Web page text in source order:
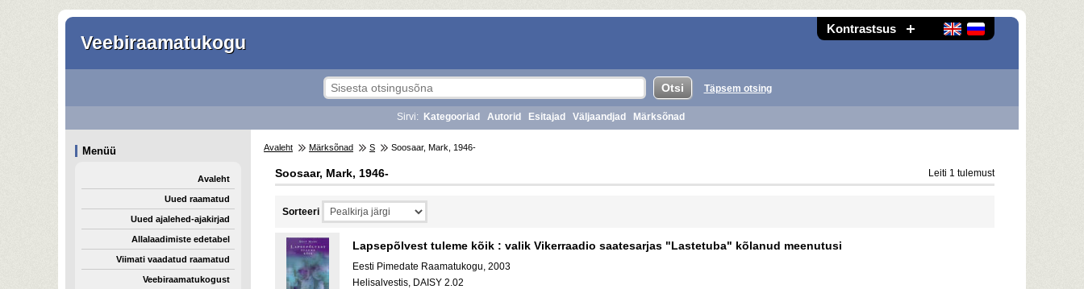
Kontrastsus
Veebiraamatukogu
Täpsem otsing
Sirvi: Kategooriad Autorid Esitajad Väljaandjad Märksõnad
Menüü
Avaleht
Uued raamatud
Uued ajalehed-ajakirjad
Allalaadimiste edetabel
Viimati vaadatud raamatud
Veebiraamatukogust
Avaleht Märksõnad S Soosaar, Mark, 1946-
Soosaar, Mark, 1946- Leiti 1 tulemust
Sorteeri
Lapsepõlvest tuleme kõik : valik Vikerraadio saatesarjas "Lastetuba" kõlanud meenutusi
Eesti Pimedate Raamatukogu, 2003
Helisalvestis, DAISY 2.02